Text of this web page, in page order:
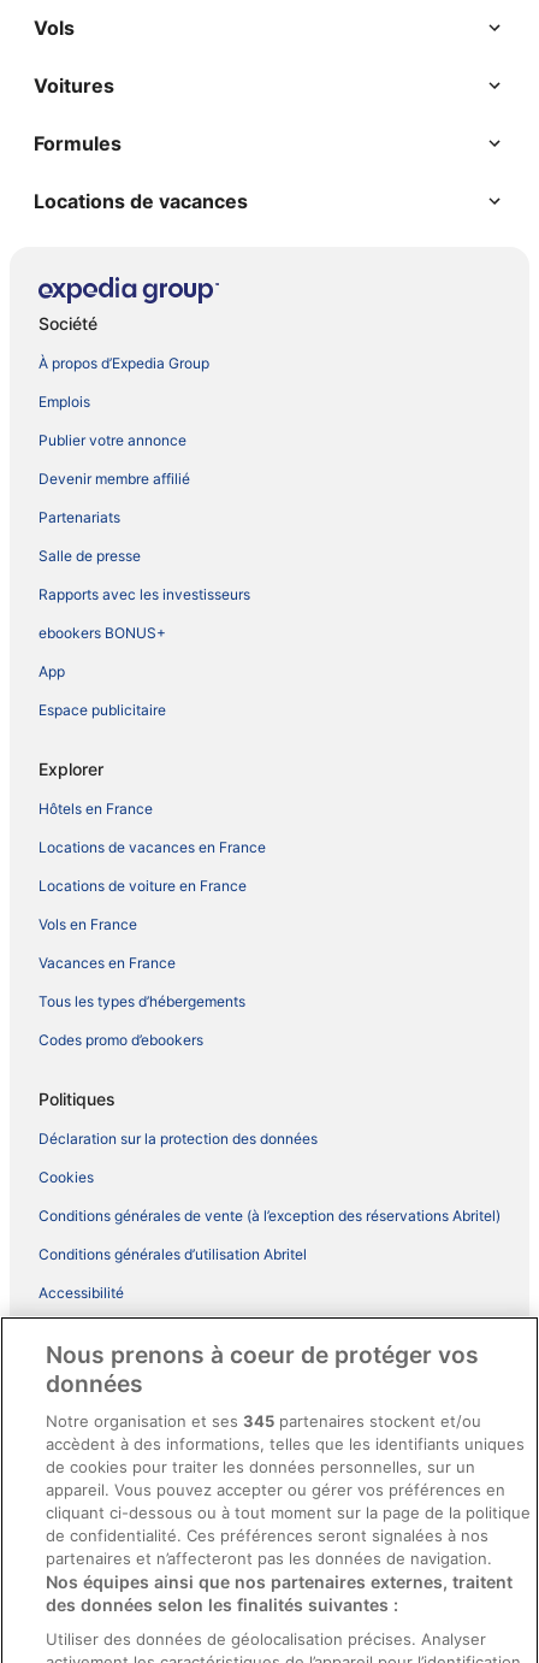
Vols
Voitures
Formules
Locations de vacances
Société
À propos d’Expedia Group
Emplois
Publier votre annonce
Devenir membre affilié
Partenariats
Salle de presse
Rapports avec les investisseurs
ebookers BONUS+
App
Espace publicitaire
Explorer
Hôtels en France
Locations de vacances en France
Locations de voiture en France
Vols en France
Vacances en France
Tous les types d’hébergements
Codes promo d’ebookers
Politiques
Déclaration sur la protection des données
Cookies
Conditions générales de vente (à l’exception des réservations Abritel)
Conditions générales d’utilisation Abritel
Accessibilité
Conditions générales du programme BONUS+ d’ebookers
Directives de contenu et signalement de contenus
Aide
Soutien
Annuler votre réservation d’hôtel ou de propriété de vacances
Nous prenons à coeur de protéger vos
données
Notre organisation et ses345 partenaires stockent et/ou
accèdent à des informations, telles que les identifiants uniques
de cookies pour traiter les données personnelles, sur un
appareil. Vous pouvez accepter ou gérer vos préférences en
cliquant ci-dessous ou à tout moment sur la page de la politique
de confidentialité. Ces préférences seront signalées à nos
partenaires et n’affecteront pas les données de navigation.
Nos équipes ainsi que nos partenaires externes, traitent
des données selon les finalités suivantes :
Utiliser des données de géolocalisation précises. Analyser